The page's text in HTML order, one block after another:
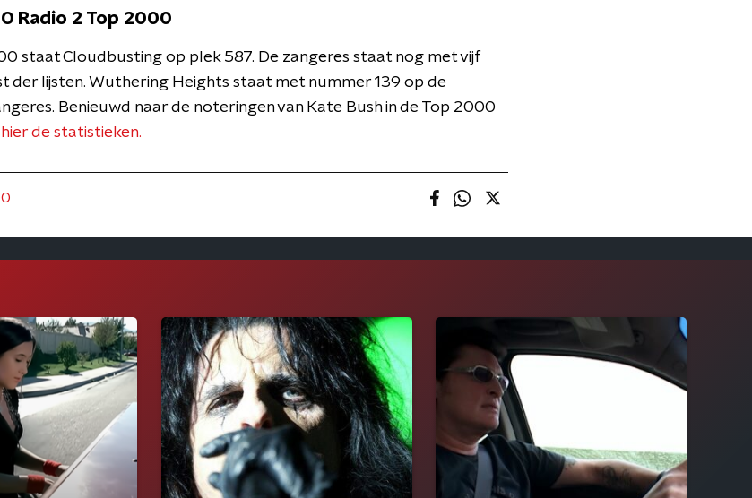
Radio 2 Top 2000
staat Cloudbusting op plek 587. De zangeres staat nog met vijf
der lijsten. Wuthering Heights staat met nummer 139 op de
Benieuwd naar de noteringen van Kate Bush in de Top 2000
hier de statistieken.